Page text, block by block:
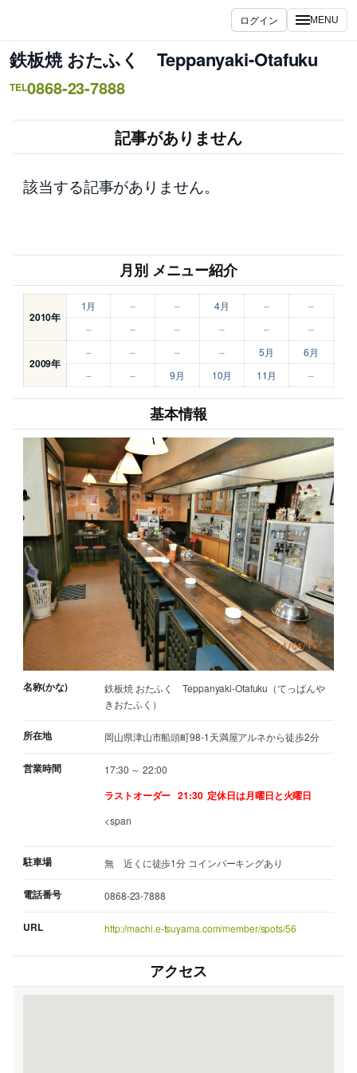
を
ス
キ
ログイン MENU
鉄板焼 おたふく Teppanyaki-Otafuku
TEL0868-23-7888
記事がありません
該当する記事がありません。
月別 メニュー紹介
2010年
1月 – – 4月 –
–
–
– – – – –
2009年
– – – – 5月
6月
–
– 9月 10月 11月 –
基本情報
名称(かな)
鉄板焼 おたふく Teppanyaki-Otafuku（てっぱんや
きおたふく）
所在地 岡山県津山市船頭町98-1天満屋アルネから徒歩2分
営業時間 17:30 ～ 22:00
ラストオーダー 21:30 定休日は月曜日と火曜日
<span
駐車場 無 近くに徒歩1分 コインパーキングあり
電話番号 0868-23-7888
URL http://machi.e-tsuyama.com/member/spots/56
アクセス